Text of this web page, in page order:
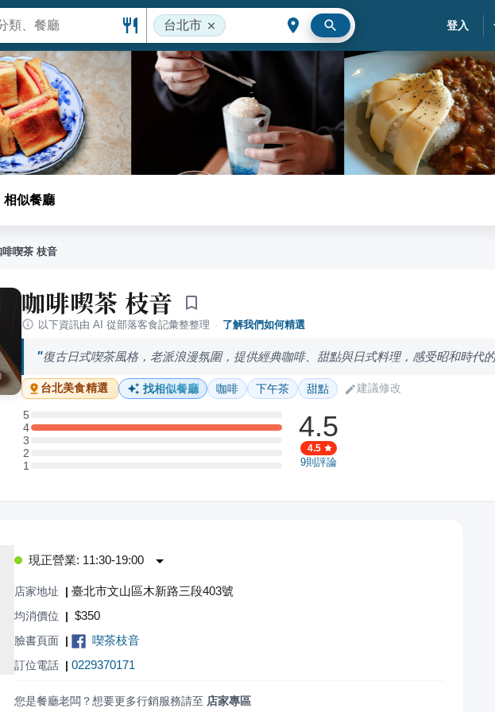
台北市 登入
相似餐廳
啡喫茶 枝音
咖啡喫茶 枝音
以下資訊由 AI 從部落客食記彙整整理 · 了解我們如何精選
復古日式喫茶風格，老派浪漫氛圍，提供經典咖啡、甜點與日式料理，感受昭和時代的
台北美食精選 找相似餐廳 咖啡 下午茶 甜點 建議修改
5
5 星：0 則評論
4
4 星：1 則評論
3
3 星：0 則評論
2
2 星：0 則評論
11 星：0 則評論
4.5
4.5
9則評論
現正營業: 11:30-19:00
店家地址 | 臺北市文山區木新路三段403號
均消價位 | $350
臉書頁面 | 喫茶枝音
訂位電話 | 0229370171
您是餐廳老闆？想要更多行銷服務請至 店家專區